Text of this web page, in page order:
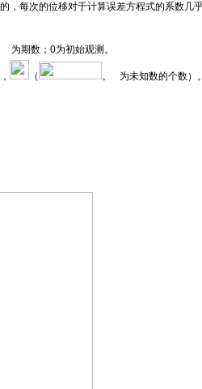
，每次的位移对于计算误差方程式的系数
为期数；0为初始观测。
， （ 。 为未知数的个数）